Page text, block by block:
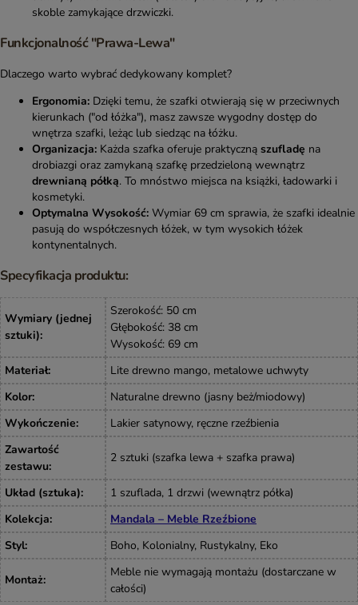
skoble zamykające drzwiczki.
Funkcjonalność "Prawa-Lewa"
Dlaczego warto wybrać dedykowany komplet?
Ergonomia: Dzięki temu, że szafki otwierają się w przeciwnych
kierunkach ("od łóżka"), masz zawsze wygodny dostęp do
wnętrza szafki, leżąc lub siedząc na łóżku.
Organizacja: Każda szafka oferuje praktyczną szufladę na
drobiazgi oraz zamykaną szafkę przedzieloną wewnątrz
drewnianą półką. To mnóstwo miejsca na książki, ładowarki i
kosmetyki.
Optymalna Wysokość: Wymiar 69 cm sprawia, że szafki idealnie
pasują do współczesnych łóżek, w tym wysokich łóżek
kontynentalnych.
Specyfikacja produktu:
Wymiary (jednej
sztuki):
Szerokość: 50 cm
Głębokość: 38 cm
Wysokość: 69 cm
Materiał:
Lite drewno mango, metalowe uchwyty
Kolor:
Naturalne drewno (jasny beż/miodowy)
Wykończenie:
Lakier satynowy, ręczne rzeźbienia
Zawartość
zestawu:
2 sztuki (szafka lewa + szafka prawa)
Układ (sztuka):
1 szuflada, 1 drzwi (wewnątrz półka)
Kolekcja:
Mandala – Meble Rzeźbione
Styl: Boho, Kolonialny, Rustykalny, Eko
Montaż:
Meble nie wymagają montażu (dostarczane w
całości)